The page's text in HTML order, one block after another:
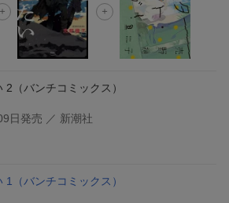
ャンペーンの拡散で300円OFFクーポン
2 （バンチコミックス）
日発売 ／ 新潮社
1
（バンチコミックス）